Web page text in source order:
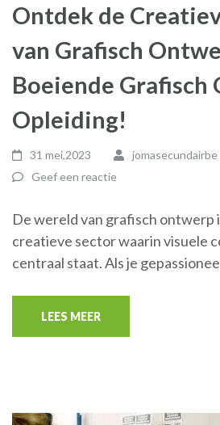
Ontdek de
van Grafisch
Boeiende
Opleiding!
31 mei,2023
jomasecundairbe
Geef een reactie
De wereld van grafisch ontwerp
creatieve sector waarin visuele
centraal staat. Als je
LEES MEER